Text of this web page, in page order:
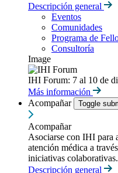
Descripción general
Eventos
Comunidades
Programa de
Consultoría
Image
IHI Forum: 7 al 10 de
Más información
Acompañar
Toggle
Acompañar
Asociarse con IHI para
atención médica a
iniciativas colaborativas.
Descripción general